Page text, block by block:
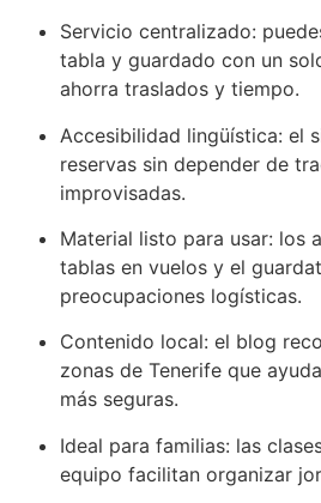
Servicio centralizado:
tabla y guardado con un
ahorra traslados y tiempo.
Accesibilidad lingüística: el
reservas sin depender de
improvisadas.
Material listo para usar: los
tablas en vuelos y el
preocupaciones logísticas.
Contenido local: el blog
zonas de Tenerife que
más seguras.
Ideal para familias: las
equipo facilitan organizar